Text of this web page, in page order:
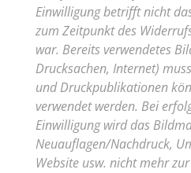
Einwilligung betrifft nicht
zum Zeitpunkt des
war. Bereits verwendetes
Drucksachen, Internet)
und Druckpublikationen
verwendet werden. Bei
Einwilligung wird das
Neuauflagen/Nachdruck,
Website usw. nicht mehr